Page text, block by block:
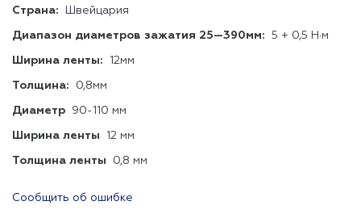
Страна: Швейцария
Диапазон диаметров зажатия 25—390мм: 5 + 0,5 Н∙м
Ширина ленты: 12мм
Толщина: 0,8мм
Диаметр 90-110 мм
Ширина ленты 12 мм
Толщина ленты 0,8 мм
Сообщить об ошибке